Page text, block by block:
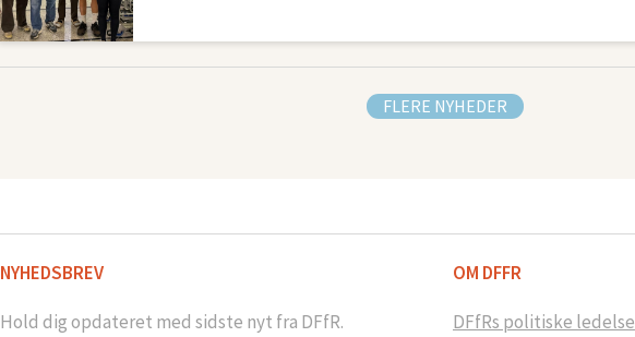
FLERE NYHEDER
NYHEDSBREV
Hold dig opdateret med sidste nyt fra DFfR.
OM DFFR
DFfRs politiske ledelse